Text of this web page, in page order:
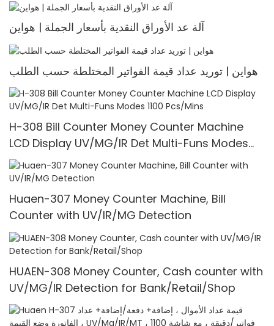
آلة عد الأوراق النقدية بأسعار الجملة | هواين
هواين | توريد عداد قيمة الفواتير المختلطة حسب الطلب
H-308 Bill Counter Money Counter Machine
LCD Display UV/MG/IR Det Multi-Funs Modes
1100 Pcs/Mins
Huaen-307 Money Counter Machine, Bill
Counter with UV/IR/MG Detection
HUAEN-308 Money Counter, Cash counter with
UV/MG/IR Detection for Bank/Retail/Shop